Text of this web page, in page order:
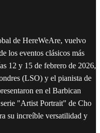
de HereWeAre, vuelvo
los eventos clásicos más
12 y 15 de febrero de 2026,
(LSO) y el pianista de
en el Barbican
"Artist Portrait" de Cho
su increíble versatilidad y